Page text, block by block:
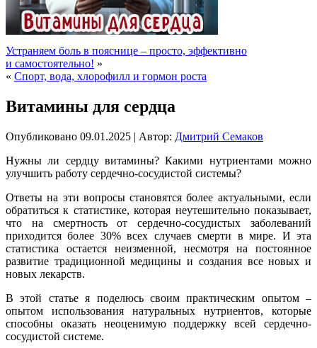
Устраняем боль в пояснице – просто, эффективно
и самостоятельно! »
« Спорт, вода, хлорофилл и гормон роста
Витамины для сердца
Опубликовано 09.01.2025 | Автор: Дмитрий Семаков
Нужны ли сердцу витамины? Какими нутриентами можно
улучшить работу сердечно-сосудистой системы?
Ответы на эти вопросы становятся более актуальными, если
обратиться к статистике, которая неутешительно показывает,
что на смертность от сердечно-сосудистых заболеваний
приходится более 30% всех случаев смерти в мире. И эта
статистика остается неизменной, несмотря на постоянное
развитие традиционной медицины и создания все новых и
новых лекарств.
В этой статье я поделюсь своим практическим опытом –
опытом использования натуральных нутриентов, которые
способны оказать неоценимую поддержку всей сердечно-
сосудистой системе.